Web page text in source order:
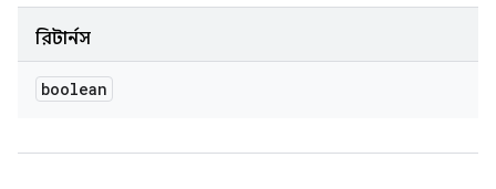
রিটার্নস
boolean